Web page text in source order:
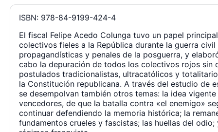
ISBN: 978-84-9199-424-4
El fiscal Felipe Acedo Colunga tuvo un papel
colectivos fieles a la República durante la guerra
propagandísticas y penales de la posguerra, y
cabo la depuración de todos los colectivos rojos sin
postulados tradicionalistas, ultracatólicos y
la Constitución republicana. A través del estudio de
se desempolvan también otros temas: la idea
vencedores, de que la batalla contra «el enemigo»
continuar defendiendo la memoria histórica; la
fundamentos crueles y fascistas; las huellas del